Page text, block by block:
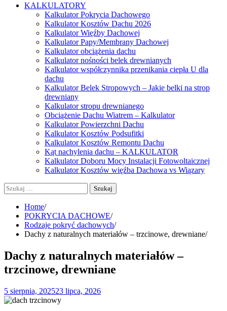
KALKULATORY
Kalkulator Pokrycia Dachowego
Kalkulator Kosztów Dachu 2026
Kalkulator Więźby Dachowej
Kalkulator Papy/Membrany Dachowej
Kalkulator obciążenia dachu
Kalkulator nośności belek drewnianych
Kalkulator współczynnika przenikania ciepła U dla
dachu
Kalkulator Belek Stropowych – Jakie belki na strop
drewniany
Kalkulator stropu drewnianego
Obciążenie Dachu Wiatrem – Kalkulator
Kalkulator Powierzchni Dachu
Kalkulator Kosztów Podsufitki
Kalkulator Kosztów Remontu Dachu
Kąt nachylenia dachu – KALKULATOR
Kalkulator Doboru Mocy Instalacji Fotowoltaicznej
Kalkulator Kosztów więźba Dachowa vs Wiązary
Szukaj:
Home
POKRYCIA DACHOWE
Rodzaje pokryć dachowych
Dachy z naturalnych materiałów – trzcinowe, drewniane
Dachy z naturalnych materiałów –
trzcinowe, drewniane
5 sierpnia, 202523 lipca, 2026